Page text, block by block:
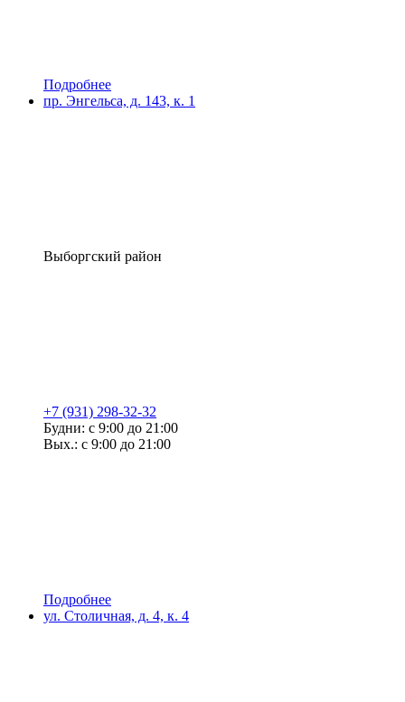
Подробнее
пр. Энгельса, д. 143, к. 1
Выборгский район
+7 (931) 298-32-32
Будни: с 9:00 до 21:00
Вых.: с 9:00 до 21:00
Подробнее
ул. Столичная, д. 4, к. 4